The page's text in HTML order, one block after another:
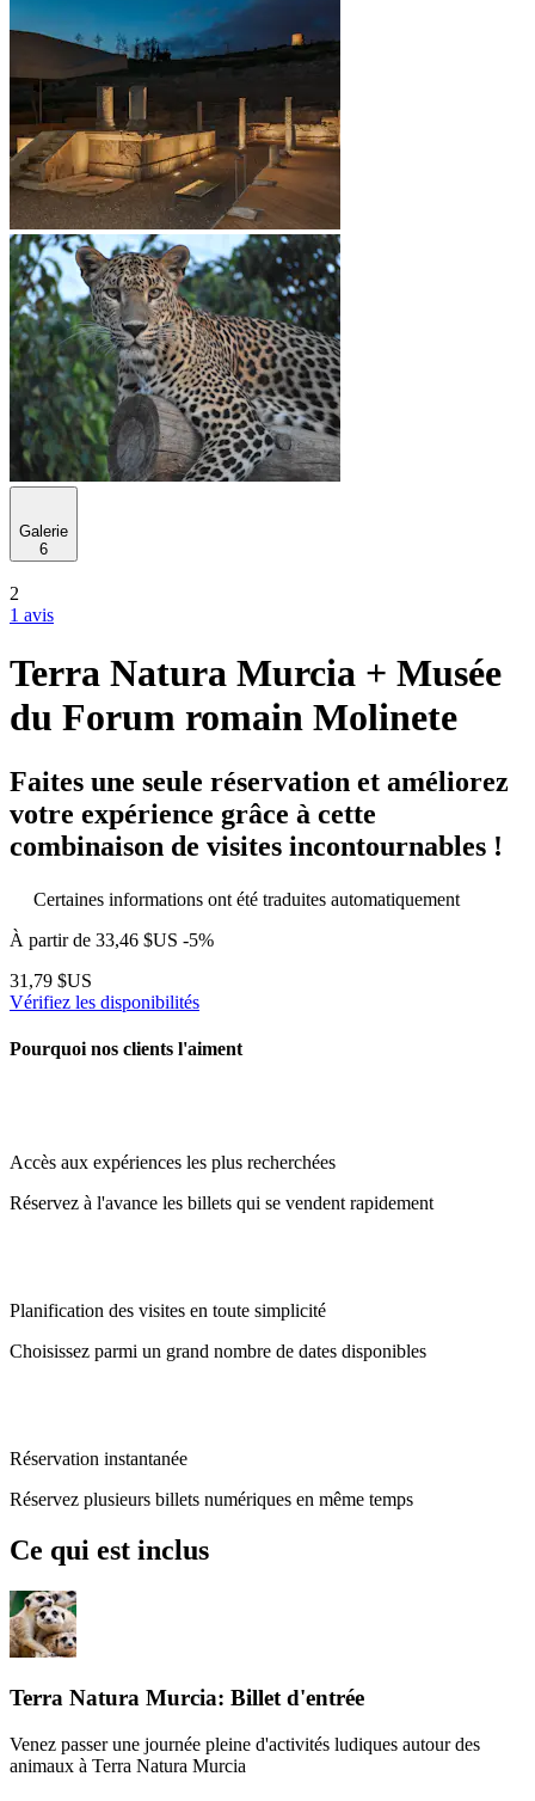
Galerie
6
2
1 avis
Terra Natura Murcia + Musée
du Forum romain Molinete
Faites une seule réservation et améliorez
votre expérience grâce à cette
combinaison de visites incontournables !
Certaines informations ont été traduites automatiquement
À partir de 33,46 $US -5%
31,79 $US
Vérifiez les disponibilités
Pourquoi nos clients l'aiment
Accès aux expériences les plus recherchées
Réservez à l'avance les billets qui se vendent rapidement
Planification des visites en toute simplicité
Choisissez parmi un grand nombre de dates disponibles
Réservation instantanée
Réservez plusieurs billets numériques en même temps
Ce qui est inclus
Terra Natura Murcia: Billet d'entrée
Venez passer une journée pleine d'activités ludiques autour des
animaux à Terra Natura Murcia